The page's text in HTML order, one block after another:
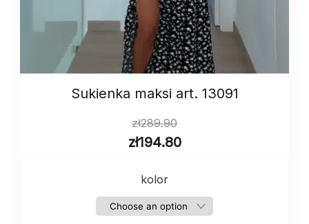
Sukienka maksi art. 13091
zł289.90
zł194.80
kolor